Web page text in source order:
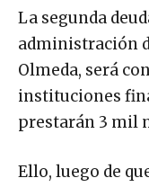
La segunda
administración
Olmeda, será
instituciones
prestarán 3 mil
Ello, luego de